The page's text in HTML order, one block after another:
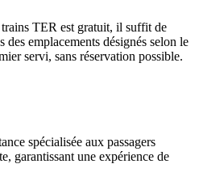
TER est gratuit, il suffit de
des emplacements désignés selon le
servi, sans réservation possible.
spécialisée aux passagers
garantissant une expérience de